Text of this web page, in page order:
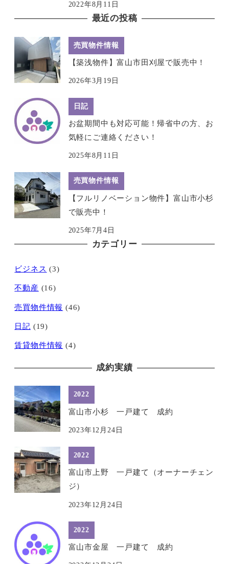
2022年8月11日
最近の投稿
売買物件情報
【築浅物件】富山市田刈屋で販売中！
2026年3月19日
日記
お盆期間中も対応可能！帰省中の方、お
気軽にご連絡ください！
2025年8月11日
売買物件情報
【フルリノベーション物件】富山市小杉
で販売中！
2025年7月4日
カテゴリー
ビジネス (3)
不動産 (16)
売買物件情報 (46)
日記 (19)
賃貸物件情報 (4)
成約実績
2022
富山市小杉 一戸建て 成約
2023年12月24日
2022
富山市上野 一戸建て（オーナーチェン
ジ）
2023年12月24日
2022
富山市金屋 一戸建て 成約